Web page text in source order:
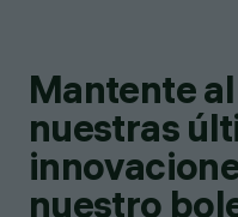
Mantente
nuestras
nuestro